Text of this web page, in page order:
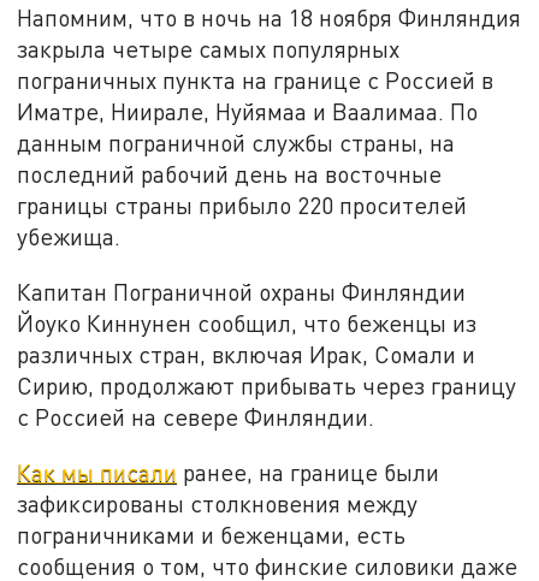
Напомним, что в ночь на 18 ноября Финляндия
закрыла четыре самых популярных
пограничных пункта на границе с Россией в
Иматре, Ниирале, Нуйямаа и Ваалимаа. По
данным пограничной службы страны, на
последний рабочий день на восточные
границы страны прибыло 220 просителей
убежища.
Капитан Пограничной охраны Финляндии
Йоуко Киннунен сообщил, что беженцы из
различных стран, включая Ирак, Сомали и
Сирию, продолжают прибывать через границу
с Россией на севере Финляндии.
Как мы писали ранее, на границе были
зафиксированы столкновения между
пограничниками и беженцами, есть
сообщения о том, что финские силовики даже